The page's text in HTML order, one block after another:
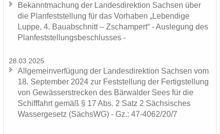
Be­kannt­ma­chung der Lan­des­di­rek­ti­on Sach­sen über
die Plan­fest­stel­lung für das Vor­ha­ben „Le­ben­di­ge
Luppe, 4. Bau­ab­schnitt – Zscham­pert“ - Aus­le­gung des
Plan­fest­stel­lungs­be­schlus­ses -
28.03.2025
All­ge­mein­ver­fü­gung der Lan­des­di­rek­ti­on Sach­sen vom
18. Sep­tem­ber 2024 zur Fest­stel­lung der Fer­tig­stel­lung
von Ge­wäs­ser­stre­cken des Bär­wal­der Sees für die
Schiff­fahrt gemäß § 17 Abs. 2 Satz 2 Säch­si­sches
Was­ser­ge­setz (SächsWG) - Gz.: 47-4062/20/7